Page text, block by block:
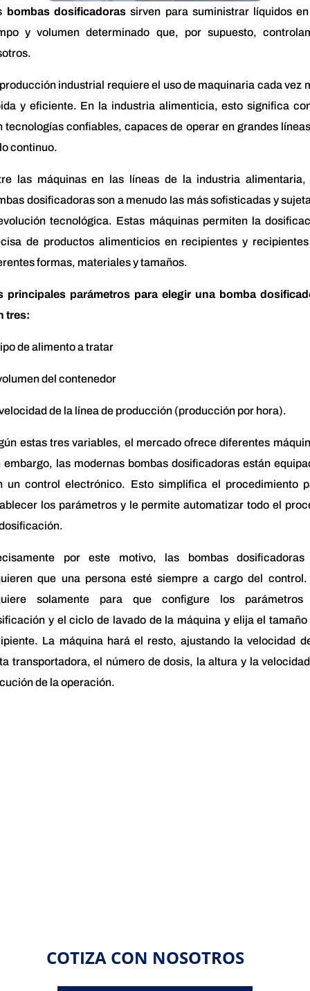
bombas dosificadorassirven para suministrar líquidos
y volumen determinado que, por supuesto,
industrial requiere el uso de maquinaria cada vez
y eficiente. En la industria alimenticia, esto significa
tecnologías confiables, capaces de operar en grandes
continuo.
las máquinas en las líneas de la industria alimentaria,
dosificadoras son a menudo las más sofisticadas y
tecnológica. Estas máquinas permiten la
de productos alimenticios en recipientes y
formas, materiales y tamaños.
principales parámetros para elegir una bomba
tres:
de alimento a tratar
del contenedor
de la línea de producción (producción por hora).
estas tres variables, el mercado ofrece diferentes
embargo, las modernas bombas dosificadoras están
un control electrónico. Esto simplifica el procedimiento
los parámetros y le permite automatizar todo el
por este motivo, las bombas dosificadoras
que una persona esté siempre a cargo del control.
solamente para que configure los parámetros
y el ciclo de lavado de la máquina y elija el tamaño
La máquina hará el resto, ajustando la velocidad
transportadora, el número de dosis, la altura y la
de la operación.
COTIZA CON NOSOTROS